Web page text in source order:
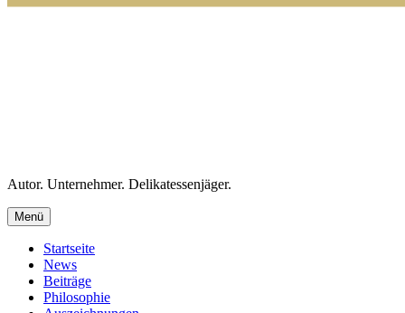
Autor. Unternehmer. Delikatessenjäger.
Menü
Startseite
News
Beiträge
Philosophie